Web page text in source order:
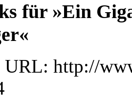
für »Ein
URL: http://